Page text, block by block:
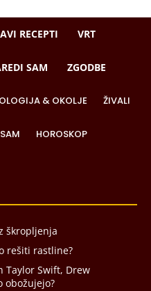
RECEPTI VRT
SAM ZGODBE
& OKOLJE ŽIVALI
HOROSKOP
škropljenja
rešiti rastline?
Taylor Swift, Drew
obožujejo?